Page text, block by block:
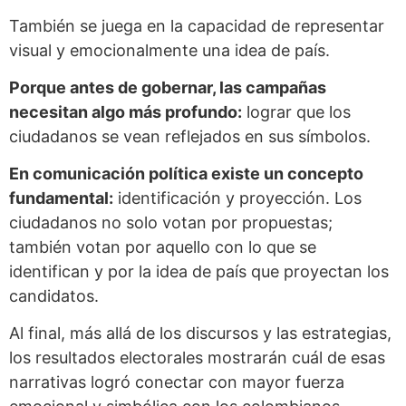
También se juega en la capacidad de representar
visual y emocionalmente una idea de país.
Porque antes de gobernar, las campañas
necesitan algo más profundo: lograr que los
ciudadanos se vean reflejados en sus símbolos.
En comunicación política existe un concepto
fundamental: identificación y proyección. Los
ciudadanos no solo votan por propuestas;
también votan por aquello con lo que se
identifican y por la idea de país que proyectan los
candidatos.
Al final, más allá de los discursos y las estrategias,
los resultados electorales mostrarán cuál de esas
narrativas logró conectar con mayor fuerza